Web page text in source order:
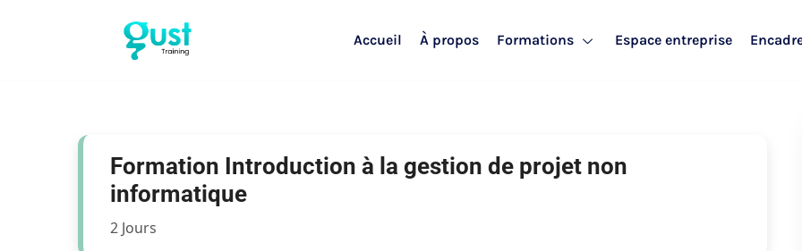
Accueil À propos Formations Espace entreprise
Formation Introduction à la gestion de projet non
informatique
2 Jours